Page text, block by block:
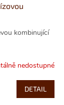
kombinující
nedostupné
DETAIL